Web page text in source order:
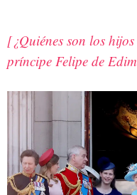
[¿Quiénes son los
príncipe Felipe de